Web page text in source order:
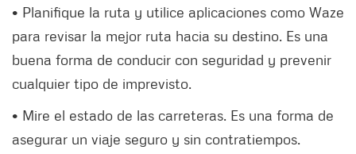
• Planifique la ruta y utilice aplicaciones como Waze
para revisar la mejor ruta hacia su destino. Es una
buena forma de conducir con seguridad y prevenir
cualquier tipo de imprevisto.
• Mire el estado de las carreteras. Es una forma de
asegurar un viaje seguro y sin contratiempos.